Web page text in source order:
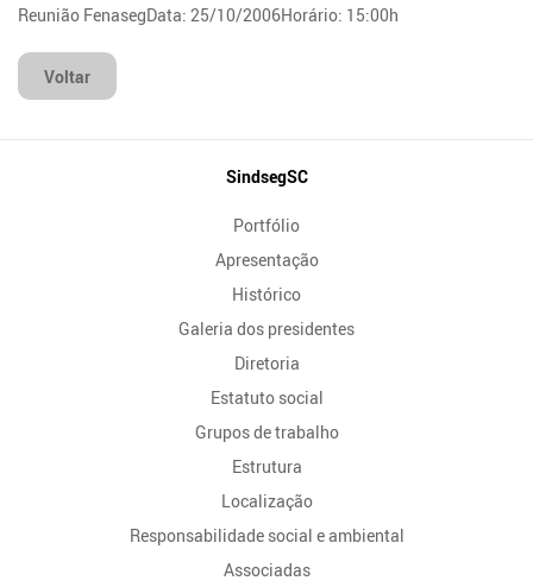
Reunião FenasegData: 25/10/2006Horário: 15:00h
Voltar
SindsegSC
Portfólio
Apresentação
Histórico
Galeria dos presidentes
Diretoria
Estatuto social
Grupos de trabalho
Estrutura
Localização
Responsabilidade social e ambiental
Associadas